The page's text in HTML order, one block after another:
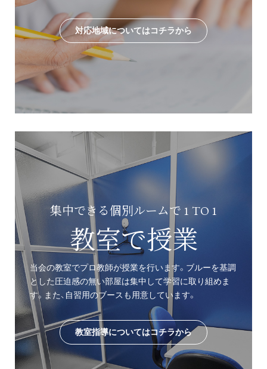
対応地域についてはコチラから
集中できる個別ルームで 1 TO 1
教室で授業
当会の教室でプロ教師が授業を行います。ブルーを基調
とした圧迫感の無い部屋は集中して学習に取り組めま
す。また、自習用のブースも用意しています。
教室指導についてはコチラから